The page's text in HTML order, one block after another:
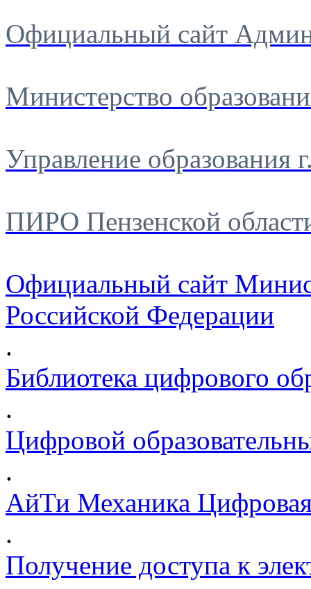
Официальный сайт
Министерство
Управление образования
ПИРО Пензенской
Официальный сайт
Российской Федерации
.
Библиотека цифрового
.
Цифровой
.
АйТи Механика
.
Получение доступа к